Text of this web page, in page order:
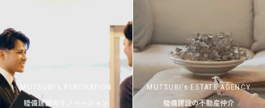
MUTSUBI’s RENOVATION
睦備建設のリノベーション
MUTSUBI’s ESTATE AGENCY
睦備建設の不動産仲介